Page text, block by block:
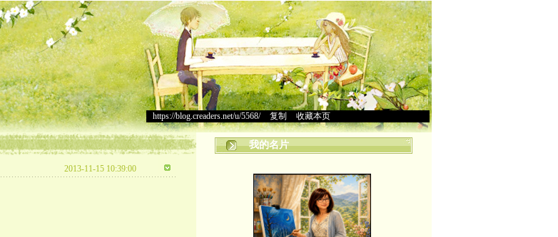
https://blog.creaders.net/u/5568/> 复制 收藏本页
2013-11-15 10:39:00
我的名片